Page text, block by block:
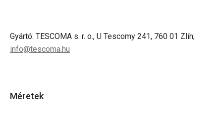
Gyártó: TESCOMA s. r. o., U Tescomy 241, 760 01 Zlín;
info@tescoma.hu
Méretek